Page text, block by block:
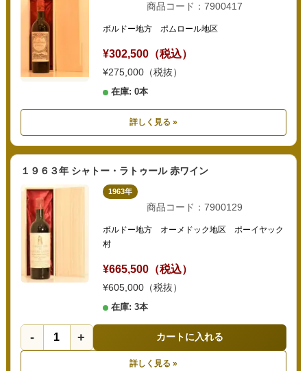
商品コード：7900417
ボルドー地方 ポムロール地区
¥302,500（税込）
¥275,000（税抜）
在庫: 0本
詳しく見る »
１９６３年 シャトー・ラトゥール 赤ワイン
1963年
商品コード：7900129
ボルドー地方 オーメドック地区 ポーイヤック
村
¥665,500（税込）
¥605,000（税抜）
在庫: 3本
- + カートに入れる
詳しく見る »